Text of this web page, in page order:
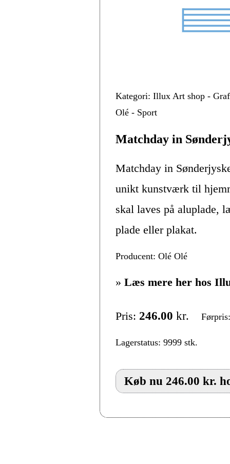
Kategori: Illux Art shop -
Olé - Sport
Matchday in
Matchday in
unikt kunstværk til
skal laves på aluplade,
plade eller plakat.
Producent: Olé Olé
» Læs mere her hos
Pris: 246.00 kr.
Lagerstatus: 9999 stk.
Køb nu 246.00 kr.